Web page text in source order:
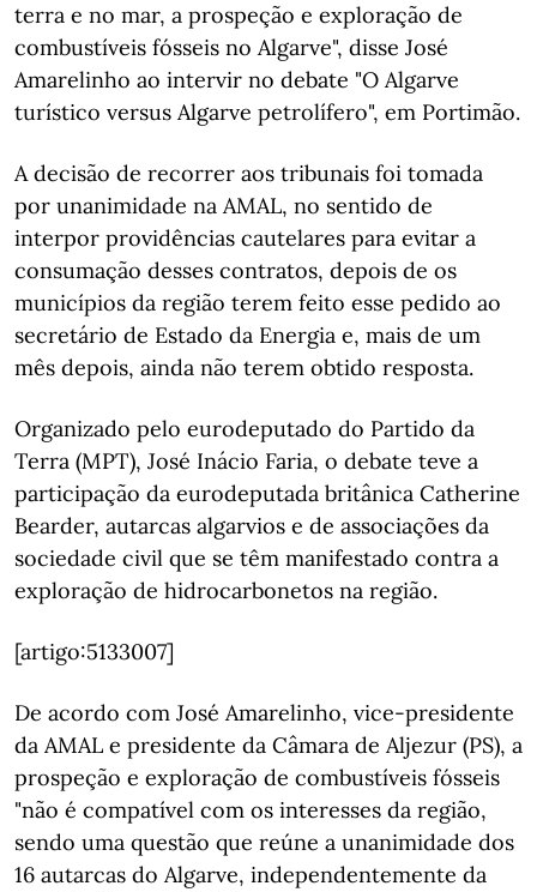
terra e no mar, a prospeção e exploração de
combustíveis fósseis no Algarve", disse José
Amarelinho ao intervir no debate "O Algarve
turístico versus Algarve petrolífero", em Portimão.
A decisão de recorrer aos tribunais foi tomada
por unanimidade na AMAL, no sentido de
interpor providências cautelares para evitar a
consumação desses contratos, depois de os
municípios da região terem feito esse pedido ao
secretário de Estado da Energia e, mais de um
mês depois, ainda não terem obtido resposta.
Organizado pelo eurodeputado do Partido da
Terra (MPT), José Inácio Faria, o debate teve a
participação da eurodeputada britânica Catherine
Bearder, autarcas algarvios e de associações da
sociedade civil que se têm manifestado contra a
exploração de hidrocarbonetos na região.
[artigo:5133007]
De acordo com José Amarelinho, vice-presidente
da AMAL e presidente da Câmara de Aljezur (PS), a
prospeção e exploração de combustíveis fósseis
"não é compatível com os interesses da região,
sendo uma questão que reúne a unanimidade dos
16 autarcas do Algarve, independentemente da